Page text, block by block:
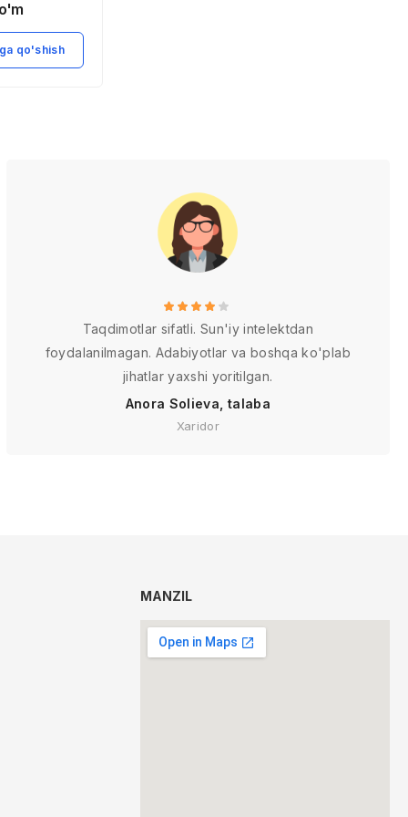
qo'shish
Taqdimotlar sifatli. Sun'iy intelektdan
foydalanilmagan. Adabiyotlar va boshqa ko'plab
jihatlar yaxshi yoritilgan.
Anora Solieva, talaba
Xaridor
MANZIL